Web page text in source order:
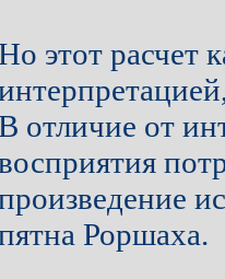
этот расчет
отличие от
Роршаха.